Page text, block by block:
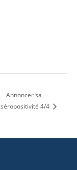
Annoncer sa
séropositivité 4/4